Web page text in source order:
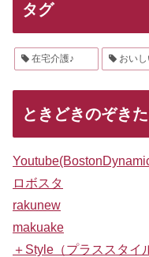
タグ
在宅介護♪ おいし
ときどきのぞき
ロボスタ
rakunew
makuake
＋Style（プラススタイ